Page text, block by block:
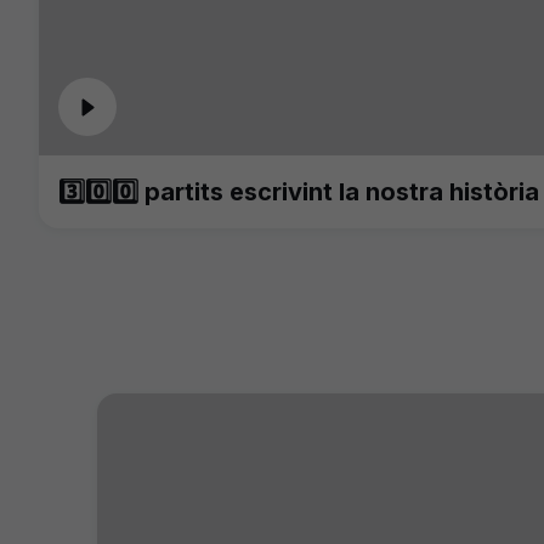
3️⃣0️⃣0️⃣ partits escrivint la nostra